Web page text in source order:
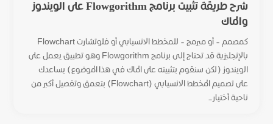
شرح طريقة تثبيت برنامج Flowgorithm على الويندوز
والماك
كمصمم – أو مبرمج – للمخطط الانسيابي أو فلوتشارت Flowchart
بالإنجليزية قد تحتاج إلى برنامج Flowgorithm وهو تطبيق يعمل على
الويندوز (لكن سنقوم بتثبيته على الماك في هذا الموضوع) يساعدك
على تصميم المخطط الانسيابي (Flowchart) بتعمق وتفصيل أكبر من
ناحية أختيار...